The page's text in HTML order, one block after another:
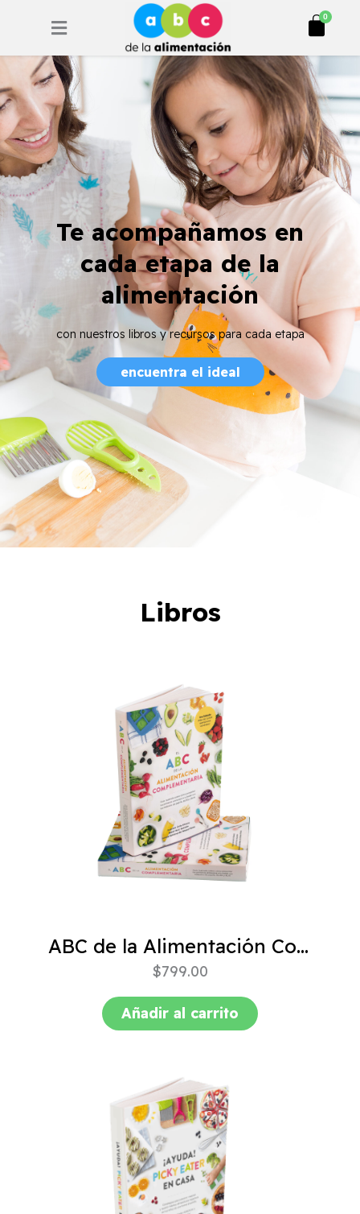
0
Cart
Te acompañamos en
cada etapa de la
alimentación
con nuestros libros y recursos para cada etapa
encuentra el ideal
Libros
ABC de la Alimentación Complementaria 4ta edición
$799.00
Añadir al carrito